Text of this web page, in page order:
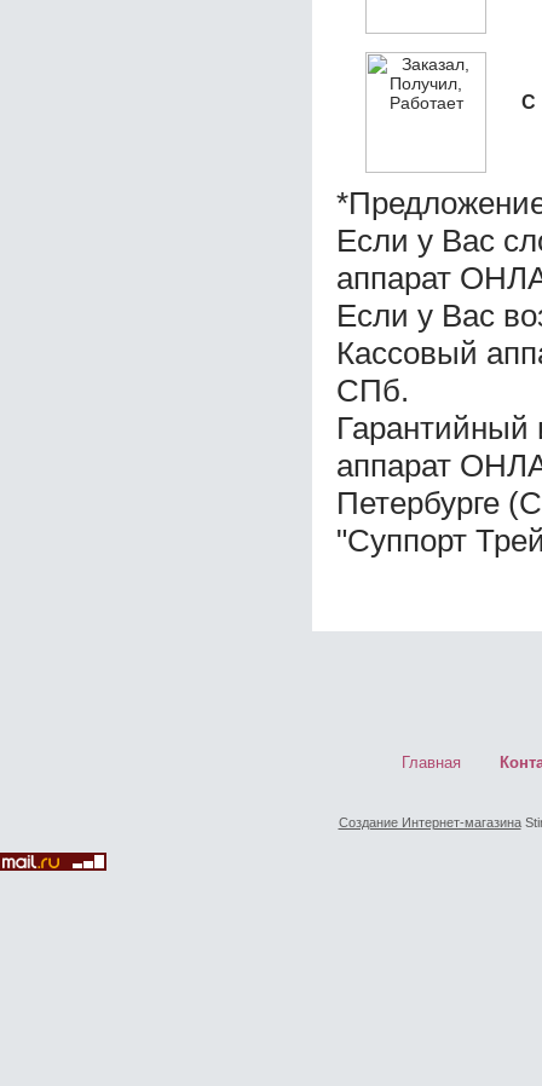
С
Если у Вас
аппарат
Если у Вас
Кассовый
СПб.
Гарантийный
аппарат
Петербурге
"Суппорт
Главная
Создание Интернет-магазина